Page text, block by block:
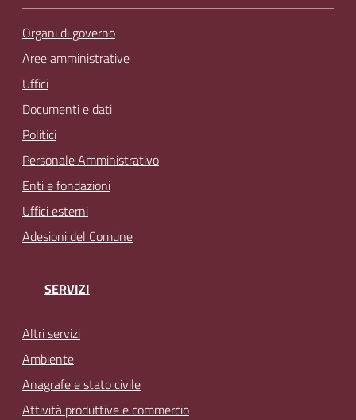
Organi di governo
Aree amministrative
Uffici
Documenti e dati
Politici
Personale Amministrativo
Enti e fondazioni
Uffici esterni
Adesioni del Comune
SERVIZI
Altri servizi
Ambiente
Anagrafe e stato civile
Attività produttive e commercio